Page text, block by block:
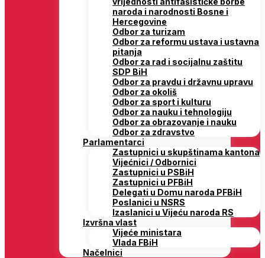
naroda i narodnosti Bosne i
Hercegovine
Odbor za turizam
Odbor za reformu ustava i ustavna
pitanja
Odbor za rad i socijalnu zaštitu
SDP BiH
Odbor za pravdu i državnu upravu
Odbor za okoliš
Odbor za sport i kulturu
Odbor za nauku i tehnologiju
Odbor za obrazovanje i nauku
Odbor za zdravstvo
Parlamentarci
Zastupnici u skupštinama kantona
Vijećnici / Odbornici
Zastupnici u PSBiH
Zastupnici u PFBiH
Delegati u Domu naroda PFBiH
Poslanici u NSRS
Izaslanici u Vijeću naroda RS
Izvršna vlast
Vijeće ministara
Vlada FBiH
Načelnici